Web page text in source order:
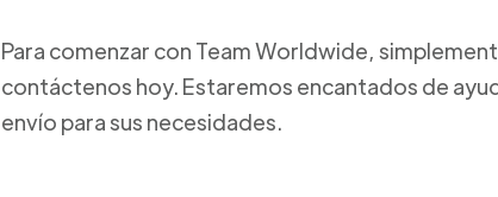
Para comenzar con Team Worldwide,
contáctenos hoy. Estaremos encantados de
envío para sus necesidades.